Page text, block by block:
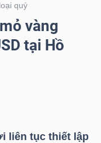
quý
vàng
tại Hồ
liên tục thiết lập